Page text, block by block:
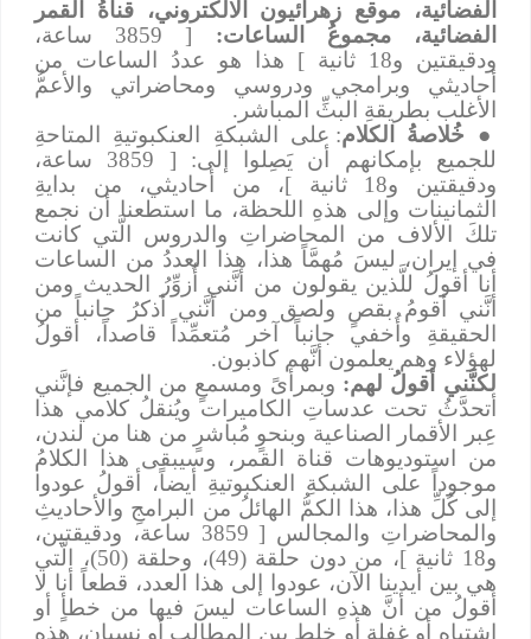
الفضائية، موقع زهرائيون الالكتروني، قناةُ القمر
الفضائية، مجموعُ الساعات:
[ 3859 ساعة،
ودقيقتين و18 ثانية ] هذا هو عددُ الساعات من
أحاديثي وبرامجي ودروسي ومحاضراتي والأعمُّ
الأغلب بطريقةِ البثِّ المباشر.
●خُلاصةُ الكلام: على الشبكةِ العنكبوتيةِ المتاحةِ
للجميع بإمكانهم أن يَصِلوا إلى: [ 3859 ساعة،
ودقيقتين و18 ثانية ]، من أحاديثي، من بدايةِ
الثمانينات وإلى هذهِ اللحظة، ما استطعنا أن نجمع
تلكَ الألاف من المحاضراتِ والدروس الَّتي كانت
في إيران، ليسَ مُهمَّاً هذا، هذا العددُ من الساعات
أنا أقولُ للَّذين يقولون من أنَّني أُزوِّرُ الحديث ومن
أنَّني أقومُ بقصٍ ولصق ومن أنَّني أذكرُ جانباً من
الحقيقةِ وأُخفي جانباً آخر مُتعمِّداً قاصداً، أقولُ
لهؤلاء وهم يعلمون أنَّهم كاذبون.
لكنَّني أقولُ لهم:وبمرأىً ومسمعٍ من الجميع فإنَّني
أتحدَّثُ تحت عدساتِ الكاميرات ويُنقلُ كلامي هذا
عِبر الأقمار الصناعية وبنحوٍ مُباشرٍ من هنا من لندن،
من استوديوهات قناة القمر، وسيبقى هذا الكلامُ
موجوداً على الشبكةِ العنكبوتيةِ أيضاً، أقولُ عودوا
إلى كُلِّ هذا، هذا الكمُّ الهائلُ من البرامجِ والأحاديثِ
والمحاضراتِ والمجالس [ 3859 ساعة، ودقيقتين،
و18 ثانية ]، من دون حلقة (49)، وحلقة (50)، الَّتي
هي بين أيدينا الآن، عودوا إلى هذا العدد، قطعاً أنا لا
أقولُ من أنَّ هذهِ الساعات ليسَ فيها من خطأٍ أو
اشتباهٍ أو غفلةٍ أو خلطٍ بين المطالب أو نسيانٍ، هذهِ